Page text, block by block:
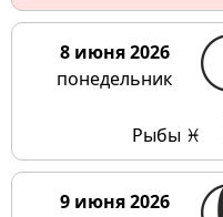
8 июня 2026
понедельник
Рыбы ♓
9 июня 2026